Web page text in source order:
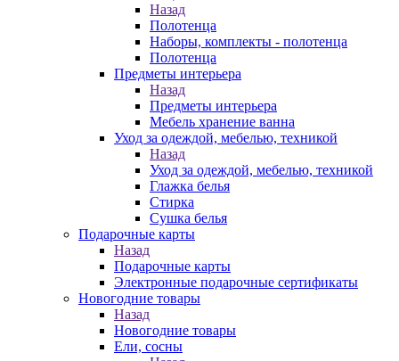
Назад
Полотенца
Наборы, комплекты - полотенца
Полотенца
Предметы интерьера
Назад
Предметы интерьера
Мебель хранение ванна
Уход за одеждой, мебелью, техникой
Назад
Уход за одеждой, мебелью, техникой
Глажка белья
Стирка
Сушка белья
Подарочные карты
Назад
Подарочные карты
Электронные подарочные сертификаты
Новогодние товары
Назад
Новогодние товары
Ели, сосны